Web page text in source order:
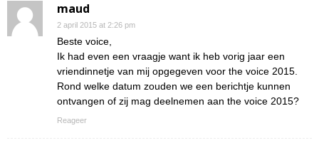
maud
2 april 2015 at 2:26 pm
Beste voice,
Ik had even een vraagje want ik heb vorig jaar een
vriendinnetje van mij opgegeven voor the voice 2015.
Rond welke datum zouden we een berichtje kunnen
ontvangen of zij mag deelnemen aan the voice 2015?
Reageer